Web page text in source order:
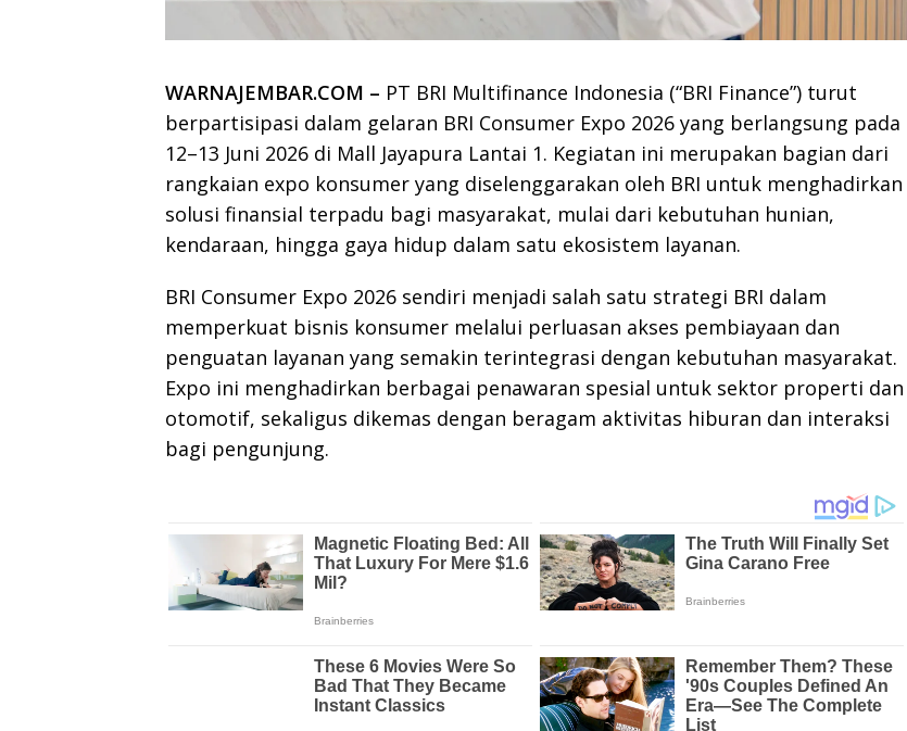
WARNAJEMBAR.COM – PT BRI Multifinance Indonesia (“BRI Finance”) turut
berpartisipasi dalam gelaran BRI Consumer Expo 2026 yang berlangsung pada
12–13 Juni 2026 di Mall Jayapura Lantai 1. Kegiatan ini merupakan bagian dari
rangkaian expo konsumer yang diselenggarakan oleh BRI untuk menghadirkan
solusi finansial terpadu bagi masyarakat, mulai dari kebutuhan hunian,
kendaraan, hingga gaya hidup dalam satu ekosistem layanan.
BRI Consumer Expo 2026 sendiri menjadi salah satu strategi BRI dalam
memperkuat bisnis konsumer melalui perluasan akses pembiayaan dan
penguatan layanan yang semakin terintegrasi dengan kebutuhan masyarakat.
Expo ini menghadirkan berbagai penawaran spesial untuk sektor properti dan
otomotif, sekaligus dikemas dengan beragam aktivitas hiburan dan interaksi
bagi pengunjung.